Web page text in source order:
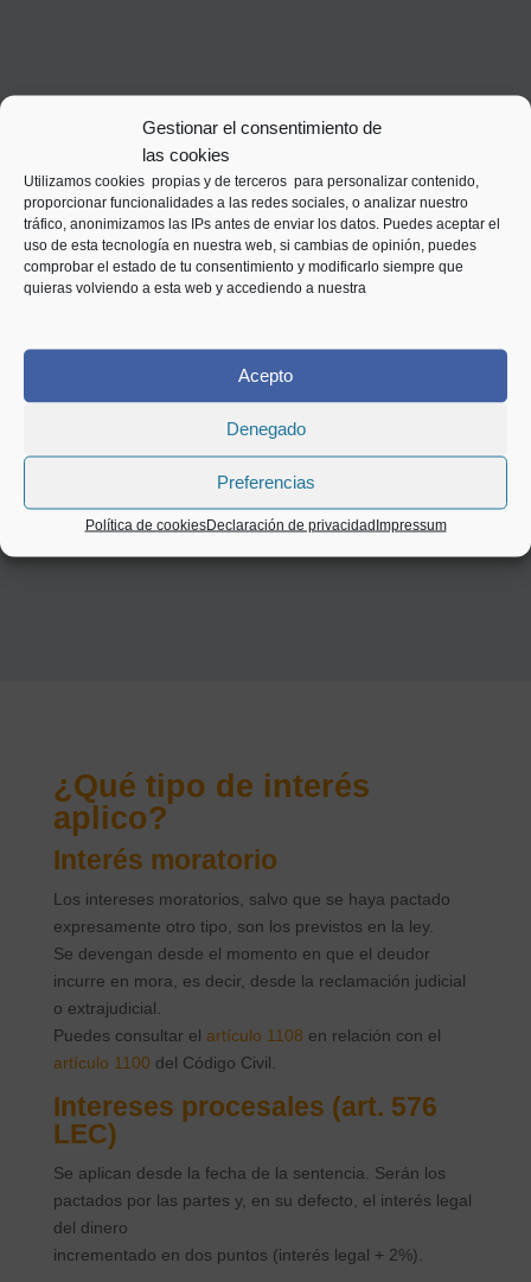
Gestionar el consentimiento de
las cookies
Utilizamos cookies propias y de terceros para personalizar contenido,
proporcionar funcionalidades a las redes sociales, o analizar nuestro
tráfico, anonimizamos las IPs antes de enviar los datos. Puedes aceptar el
uso de esta tecnología en nuestra web, si cambias de opinión, puedes
comprobar el estado de tu consentimiento y modificarlo siempre que
quieras volviendo a esta web y accediendo a nuestra
Acepto
Denegado
Preferencias
Política de cookiesDeclaración de privacidadImpressum
¿Qué tipo de interés
aplico?
Interés moratorio
Los intereses moratorios, salvo que se haya pactado
expresamente otro tipo, son los previstos en la ley.
Se devengan desde el momento en que el deudor
incurre en mora, es decir, desde la reclamación judicial
o extrajudicial.
Puedes consultar el artículo 1108 en relación con el
artículo 1100 del Código Civil.
Intereses procesales (art. 576
LEC)
Se aplican desde la fecha de la sentencia. Serán los
pactados por las partes y, en su defecto, el interés legal
del dinero
incrementado en dos puntos (interés legal + 2%).